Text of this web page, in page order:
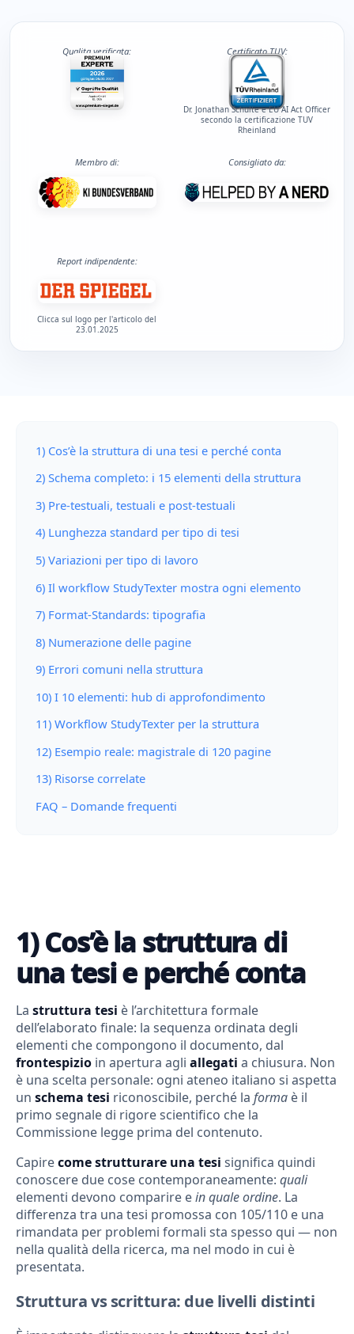
Qualita verificata: Certificato TUV:
Dr. Jonathan Schulte e EU AI Act Officer
secondo la certificazione TUV
Rheinland
Membro di: Consigliato da:
Report indipendente:
Clicca sul logo per l'articolo del
23.01.2025
1) Cos’è la struttura di una tesi e perché conta
2) Schema completo: i 15 elementi della struttura
3) Pre-testuali, testuali e post-testuali
4) Lunghezza standard per tipo di tesi
5) Variazioni per tipo di lavoro
6) Il workflow StudyTexter mostra ogni elemento
7) Format-Standards: tipografia
8) Numerazione delle pagine
9) Errori comuni nella struttura
10) I 10 elementi: hub di approfondimento
11) Workflow StudyTexter per la struttura
12) Esempio reale: magistrale di 120 pagine
13) Risorse correlate
FAQ – Domande frequenti
1) Cos’è la struttura di
una tesi e perché conta
La struttura tesi è l’architettura formale
dell’elaborato finale: la sequenza ordinata degli
elementi che compongono il documento, dal
frontespizio in apertura agli allegati a chiusura. Non
è una scelta personale: ogni ateneo italiano si aspetta
un schema tesi riconoscibile, perché la forma è il
primo segnale di rigore scientifico che la
Commissione legge prima del contenuto.
Capirecome strutturare una tesi significa quindi
conoscere due cose contemporaneamente: quali
elementi devono comparire ein quale ordine. La
differenza tra una tesi promossa con 105/110 e una
rimandata per problemi formali sta spesso qui — non
nella qualità della ricerca, ma nel modo in cui è
presentata.
Struttura vs scrittura: due livelli distinti